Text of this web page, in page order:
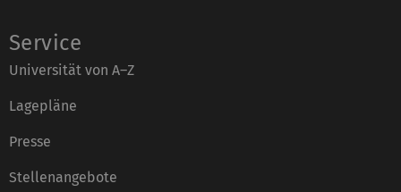
Service
Universität von A–Z
Lagepläne
Presse
Stellenangebote